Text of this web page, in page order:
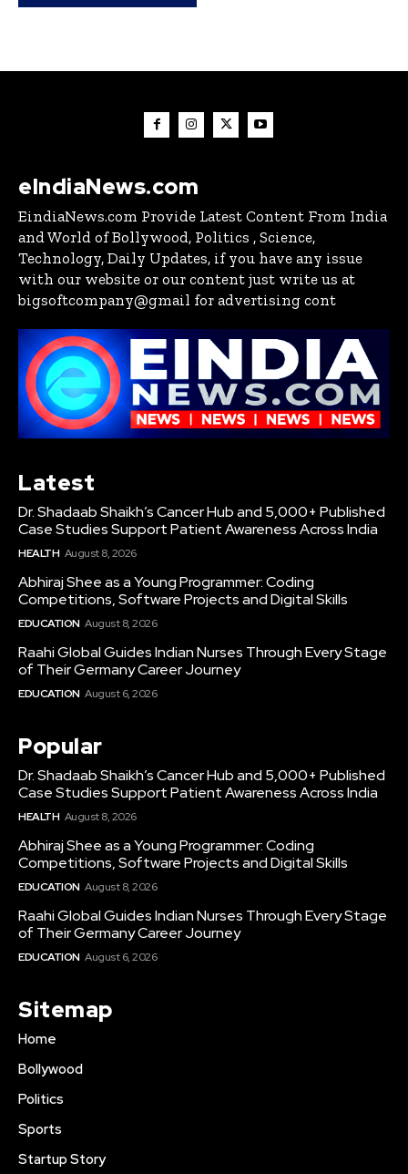
eIndiaNews.com
EindiaNews.com Provide Latest Content From India
and World of Bollywood, Politics , Science,
Technology, Daily Updates, if you have any issue
with our website or our content just write us at
bigsoftcompany@gmail for advertising cont
Latest
Dr. Shadaab Shaikh’s Cancer Hub and 5,000+ Published
Case Studies Support Patient Awareness Across India
HEALTH August 8, 2026
Abhiraj Shee as a Young Programmer: Coding
Competitions, Software Projects and Digital Skills
EDUCATION August 8, 2026
Raahi Global Guides Indian Nurses Through Every Stage
of Their Germany Career Journey
EDUCATION August 6, 2026
Popular
Dr. Shadaab Shaikh’s Cancer Hub and 5,000+ Published
Case Studies Support Patient Awareness Across India
HEALTH August 8, 2026
Abhiraj Shee as a Young Programmer: Coding
Competitions, Software Projects and Digital Skills
EDUCATION August 8, 2026
Raahi Global Guides Indian Nurses Through Every Stage
of Their Germany Career Journey
EDUCATION August 6, 2026
Sitemap
Home
Bollywood
Politics
Sports
Startup Story